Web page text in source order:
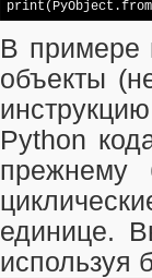
В примере
объекты
Python
прежнему
единице.
используя